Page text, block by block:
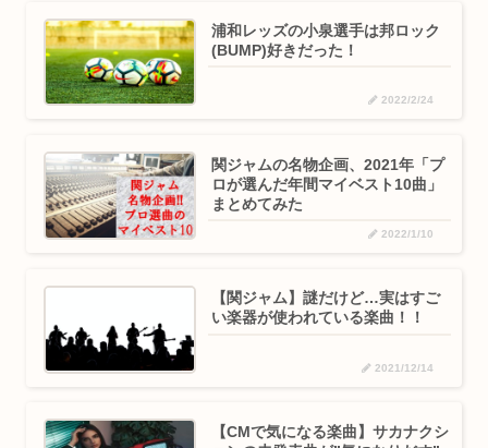
浦和レッズの小泉選手は邦ロック
(BUMP)好きだった！
2022/2/24
関ジャムの名物企画、2021年「プ
ロが選んだ年間マイベスト10曲」
まとめてみた
2022/1/10
【関ジャム】謎だけど…実はすご
い楽器が使われている楽曲！！
2021/12/14
【CMで気になる楽曲】サカナクシ